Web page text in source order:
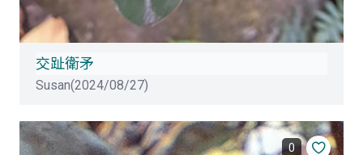
交趾衛矛
Susan(2024/08/27)
0